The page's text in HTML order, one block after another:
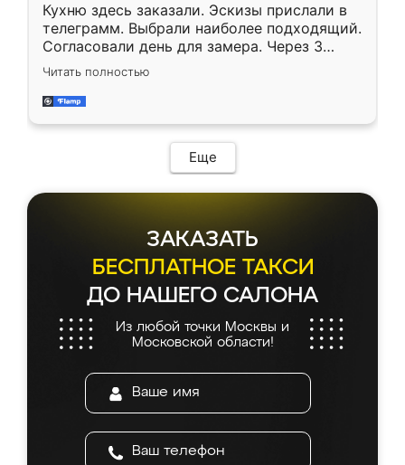
Кухню здесь заказали. Эскизы прислали в
телеграмм. Выбрали наиболее подходящий.
Согласовали день для замера. Через 3
недели кухня была уже готова. Остались
довольны работой. Спасибо Ренессанс
мебель за качественную работу!
Читать полностью
Еще
ЗАКАЗАТЬ
БЕСПЛАТНОЕ ТАКСИ
ДО НАШЕГО САЛОНА
Из любой точки Москвы и
Московской области!